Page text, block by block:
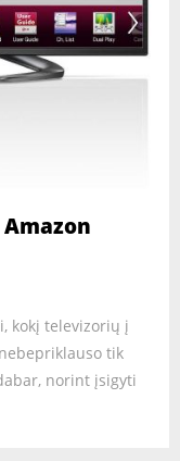
kokį televizorių į
tik
norint įsigyti